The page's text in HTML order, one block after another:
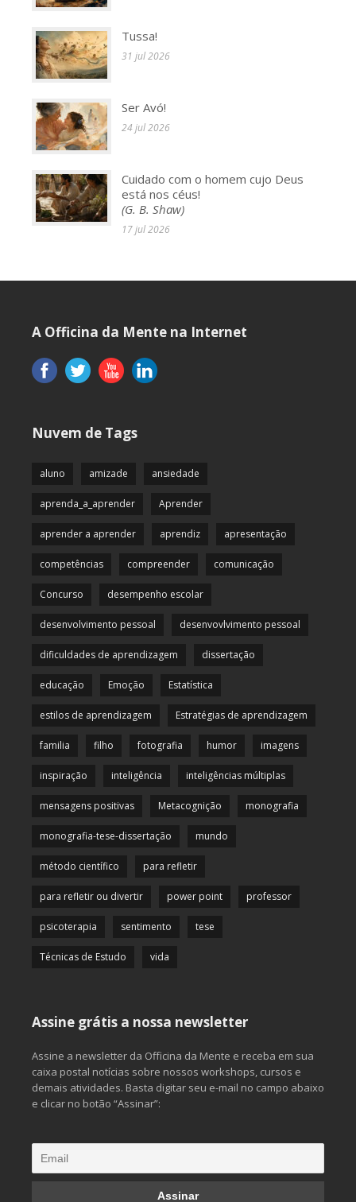
Tussa!
31 jul 2026
Ser Avó!
24 jul 2026
Cuidado com o homem cujo Deus
está nos céus!
(G. B. Shaw)
17 jul 2026
A Officina da Mente na Internet
Nuvem de Tags
aluno amizade ansiedade
aprenda_a_aprender Aprender
aprender a aprender aprendiz apresentação
competências compreender comunicação
Concurso desempenho escolar
desenvolvimento pessoal desenvovlvimento pessoal
dificuldades de aprendizagem dissertação
educação Emoção Estatística
estilos de aprendizagem Estratégias de aprendizagem
familia filho fotografia humor imagens
inspiração inteligência inteligências múltiplas
mensagens positivas Metacognição monografia
monografia-tese-dissertação mundo
método científico para refletir
para refletir ou divertir power point professor
psicoterapia sentimento tese
Técnicas de Estudo vida
Assine grátis a nossa newsletter
Assine a newsletter da Officina da Mente e receba em sua
caixa postal notícias sobre nossos workshops, cursos e
demais atividades. Basta digitar seu e-mail no campo abaixo
e clicar no botão “Assinar”: